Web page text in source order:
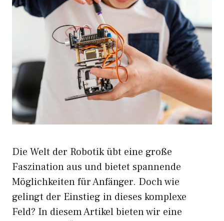
Die Welt der Robotik übt eine große
Faszination aus und bietet spannende
Möglichkeiten für Anfänger. Doch wie
gelingt der Einstieg in dieses komplexe
Feld? In diesem Artikel bieten wir eine